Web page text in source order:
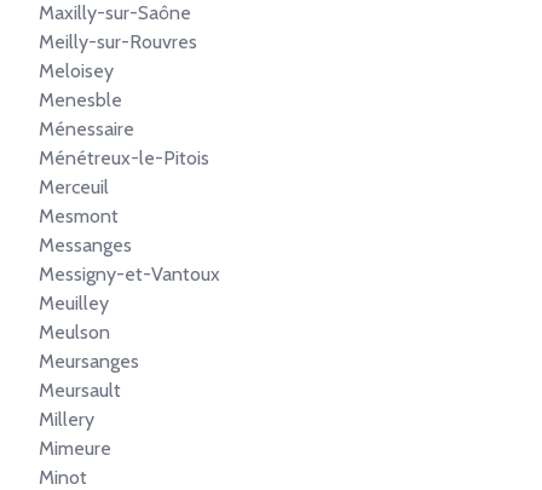
Maxilly-sur-Saône
Meilly-sur-Rouvres
Meloisey
Menesble
Ménessaire
Ménétreux-le-Pitois
Merceuil
Mesmont
Messanges
Messigny-et-Vantoux
Meuilley
Meulson
Meursanges
Meursault
Millery
Mimeure
Minot